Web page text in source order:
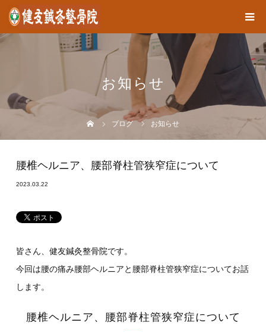
お知らせ
ブログ お知らせ
腰椎ヘルニア、腰部脊柱管狭窄症について
2023.03.22
皆さん、健友鍼灸整骨院です。
今回は腰の痛み腰部ヘルニアと腰部脊柱管狭窄症についてお話
します。
腰椎ヘルニア、腰部脊柱管狭窄症について